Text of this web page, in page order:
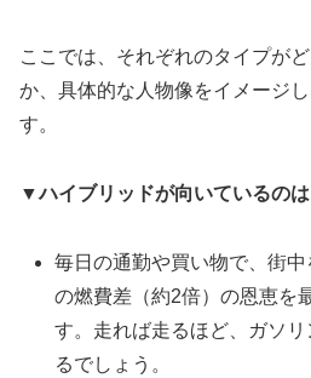
ここでは、それぞれのタイプが
か、具体的な人物像をイメージ
す。
▼ハイブリッドが向いているの
毎日の通勤や買い物で、街
の燃費差（約2倍）の恩恵を
す。走れば走るほど、ガソ
るでしょう。